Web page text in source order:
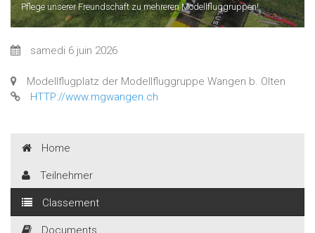
Pflege unserer Freundschaft zu mehreren Modellfluggruppen!
samedi 6 juin 2026
Modellflugplatz der Modellfluggruppe Wangen b. Olten
HTTP://www.mgwangen.ch
Home
Teilnehmer
Classement
Documents